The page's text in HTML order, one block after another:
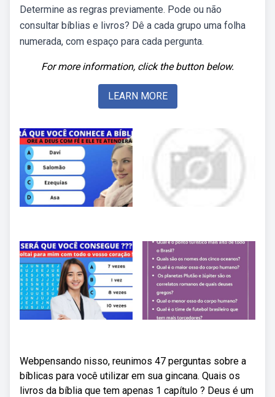
Determine as regras previamente. Pode ou não
consultar bíblias e livros? Dê a cada grupo uma folha
numerada, com espaço para cada pergunta.
For more information, click the button below.
LEARN MORE
Webpensando nisso, reunimos 47 perguntas sobre a
bíblicas para você utilizar em sua gincana. Quais os
livros da bíblia que tem apenas 1 capítulo ? Deus é um